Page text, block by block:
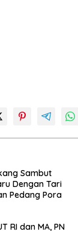
Sambut
Dengan Tari
Pedang Pora
RI dan MA, PN